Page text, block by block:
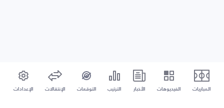
المباريات الفيديوهات الأخبار الترتيب التوقعات الإنتقالات الإعدادات